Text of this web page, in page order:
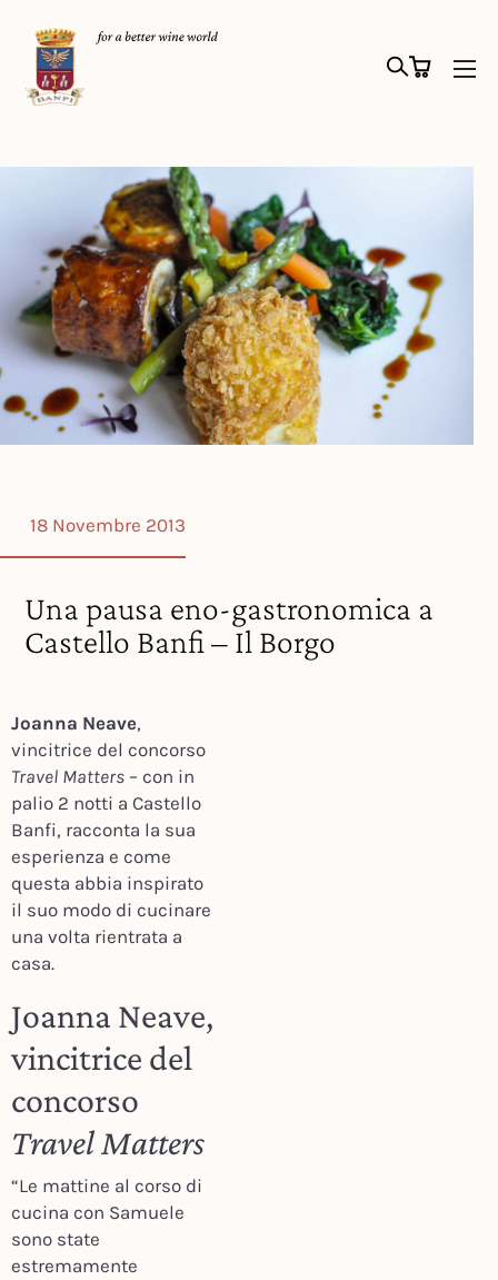
18 Novembre 2013
Una pausa eno-gastronomica a
Castello Banfi – Il Borgo
Joanna Neave,
vincitrice del concorso
Travel Matters– con in
palio 2 notti a Castello
Banfi, racconta la sua
esperienza e come
questa abbia inspirato
il suo modo di cucinare
una volta rientrata a
casa.
Joanna Neave,
vincitrice del
concorso
Travel Matters
“Le mattine al corso di
cucina con Samuele
sono state
estremamente